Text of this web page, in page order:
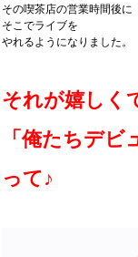
その喫茶店の営業時間後に
そこでライブを
やれるようになりました。
それが嬉しく
「俺たちデビ
って♪